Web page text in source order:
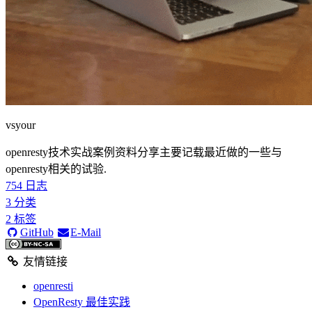
vsyour
openresty技术实战案例资料分享主要记载最近做的一些与
openresty相关的试验.
754 日志
3 分类
2 标签
GitHub
E-Mail
友情链接
openresti
OpenResty 最佳实践